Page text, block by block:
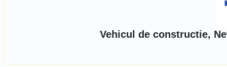
Vehicul de constructie,